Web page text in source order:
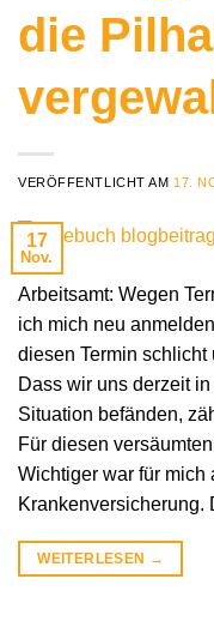
die
VERÖFFENTLICHT AM 17.
17
Nov.
Arbeitsamt: Wegen
ich mich neu
diesen Termin
Dass wir uns derzeit
Situation befänden,
Für diesen
Wichtiger war für mich
Krankenversicherung.
WEITERLESEN →